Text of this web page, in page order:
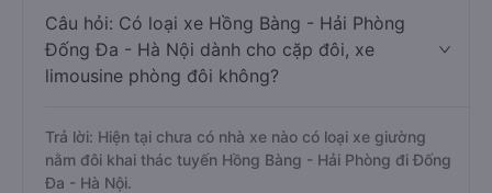
Câu hỏi: Có loại xe Hồng Bàng - Hải Phòng
Đống Đa - Hà Nội dành cho cặp đôi, xe
limousine phòng đôi không?
Trả lời: Hiện tại chưa có nhà xe nào có loại xe giường
nằm đôi khai thác tuyến Hồng Bàng - Hải Phòng đi Đống
Đa - Hà Nội.